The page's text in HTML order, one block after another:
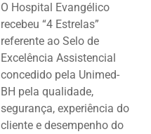
O Hospital Evangélico
recebeu “4 Estrelas”
referente ao Selo de
Excelência Assistencial
concedido pela Unimed-
BH pela qualidade,
segurança, experiência do
cliente e desempenho do